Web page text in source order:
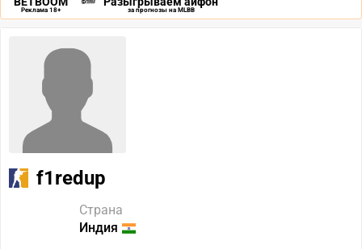
Реклама 18+ за прогнозы на MLBB
f1redup
Страна
Индия